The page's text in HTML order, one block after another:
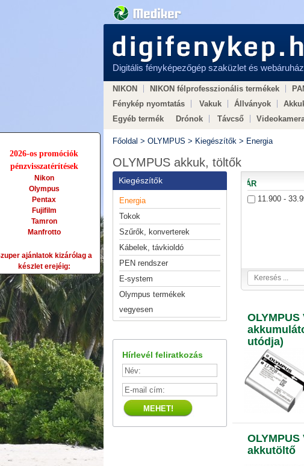
Digitális fényképezőgép szaküzlet és webáruház
2026-os promóciók
pénzvisszatérítések
Nikon
Olympus
Pentax
Fujifilm
Tamron
Manfrotto
ajánlatok kizárólag a
készlet erejéig:
NIKON NIKON félprofesszionális termékek
Fénykép nyomtatás
Vakuk Állványok
Egyéb termék
Drónok Távcső
Főoldal > OLYMPUS > Kiegészítők > Energia
OLYMPUS akkuk, töltők
Kiegészítők
Energia
Tokok
Szűrők, konverterek
Kábelek, távkioldó
PEN rendszer
E-system
Olympus termékek
vegyesen
Hírlevél feliratkozás
ÁR
11.900 -
utódja)
OLYMPUS
akkutöltő